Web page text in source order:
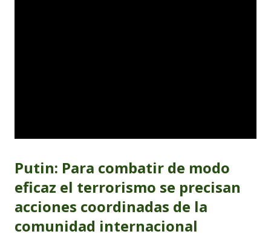
Putin: Para combatir de modo
eficaz el terrorismo se precisan
acciones coordinadas de la
comunidad internacional